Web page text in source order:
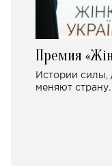
Премия
Истории силы,
меняют страну.